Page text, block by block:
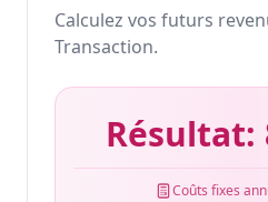
Calculez vos futurs
Transaction.
Résultat:
Coûts fixes